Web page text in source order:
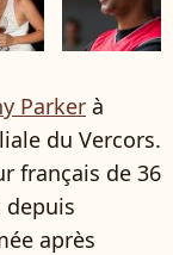
Parker à
du Vercors.
français de 36
depuis
après